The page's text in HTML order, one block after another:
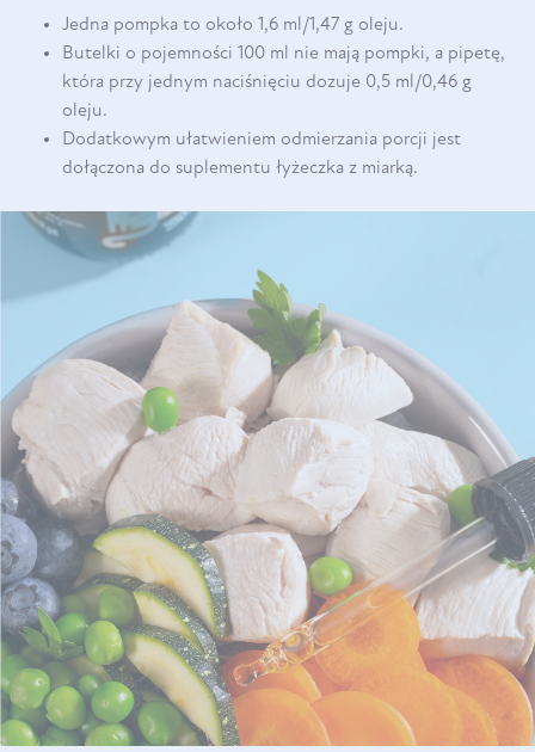
Jedna pompka to około 1,6 ml/1,47 g oleju.
Butelki o pojemności 100 ml nie mają pompki, a pipetę,
która przy jednym naciśnięciu dozuje 0,5 ml/0,46 g
oleju.
Dodatkowym ułatwieniem odmierzania porcji jest
dołączona do suplementu łyżeczka z miarką.